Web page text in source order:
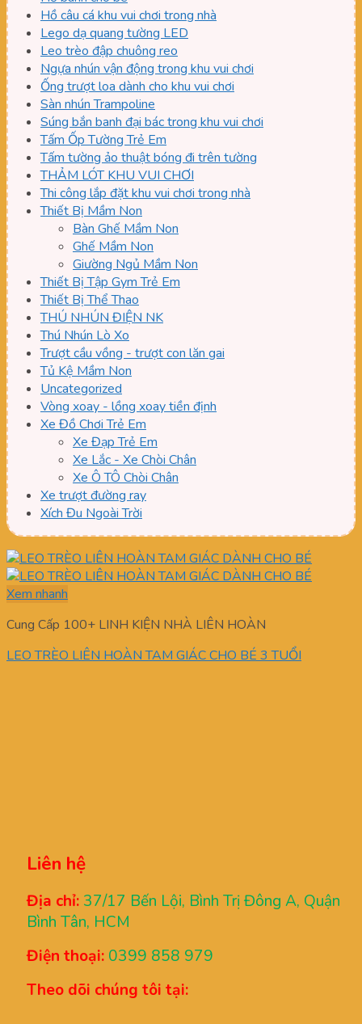
Hồ câu cá khu vui chơi trong nhà
Lego dạ quang tường LED
Leo trèo đập chuông reo
Ngựa nhún vận động trong khu vui chơi
Ống trượt loa dành cho khu vui chơi
Sàn nhún Trampoline
Súng bắn banh đại bác trong khu vui chơi
Tấm Ốp Tường Trẻ Em
Tấm tường ảo thuật bóng đi trên tường
THẢM LÓT KHU VUI CHƠI
Thi công lắp đặt khu vui chơi trong nhà
Thiết Bị Mầm Non
Bàn Ghế Mầm Non
Ghế Mầm Non
Giường Ngủ Mầm Non
Thiết Bị Tập Gym Trẻ Em
Thiết Bị Thể Thao
THÚ NHÚN ĐIỆN NK
Thú Nhún Lò Xo
Trượt cầu vồng - trượt con lăn gai
Tủ Kệ Mầm Non
Uncategorized
Vòng xoay - lồng xoay tiền định
Xe Đồ Chơi Trẻ Em
Xe Đạp Trẻ Em
Xe Lắc - Xe Chòi Chân
Xe Ô TÔ Chòi Chân
Xe trượt đường ray
Xích Đu Ngoài Trời
Xem nhanh
Cung Cấp 100+ LINH KIỆN NHÀ LIÊN HOÀN
LEO TRÈO LIÊN HOÀN TAM GIÁC CHO BÉ 3 TUỔI
Liên hệ
Địa chỉ: 37/17 Bến Lội, Bình Trị Đông A, Quận
Bình Tân, HCM
Điện thoại: 0399 858 979
Theo dõi chúng tôi tại: